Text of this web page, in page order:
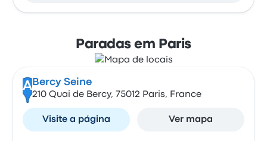
Paradas em Paris
A Bercy Seine
210 Quai de Bercy, 75012 Paris, France
Visite a página Ver mapa